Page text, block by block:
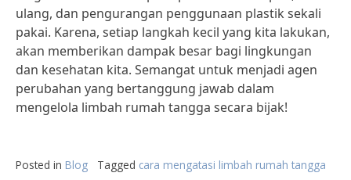
ulang, dan pengurangan penggunaan plastik sekali
pakai. Karena, setiap langkah kecil yang kita lakukan,
akan memberikan dampak besar bagi lingkungan
dan kesehatan kita. Semangat untuk menjadi agen
perubahan yang bertanggung jawab dalam
mengelola limbah rumah tangga secara bijak!
Posted in Blog Tagged cara mengatasi limbah rumah tangga